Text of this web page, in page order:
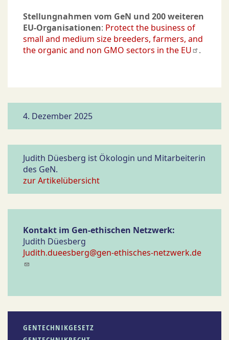
Stellungnahmen vom GeN und 200 weiteren
EU-Organisationen: Protect the business of
small and medium size breeders, farmers, and
the organic and non GMO sectors in the EU
.
4. Dezember 2025
Judith Düesberg ist Ökologin und Mitarbeiterin
des GeN.
zur Artikelübersicht
Kontakt im Gen-ethischen Netzwerk:
Judith Düesberg
Judith.dueesberg@gen-ethisches-netzwerk.de
GENTECHNIKGESETZ